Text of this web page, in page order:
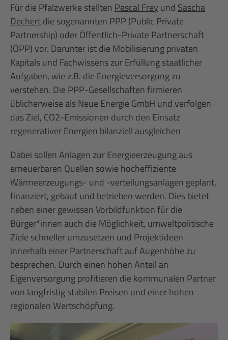
Für die Pfalzwerke stelltenPascal Freyund Sascha
Dechertdie sogenannten PPP (Public Private
Partnership) oder Öffentlich-Private Partnerschaft
(ÖPP) vor. Darunter ist die Mobilisierung privaten
Kapitals und Fachwissens zur Erfüllung staatlicher
Aufgaben, wie z.B. die Energieversorgung zu
verstehen. Die PPP-Gesellschaften firmieren
üblicherweise als Neue Energie GmbH und verfolgen
das Ziel, CO2-Emissionen durch den Einsatz
regenerativer Energien bilanziell ausgleichen
Dabei sollen Anlagen zur Energieerzeugung aus
erneuerbaren Quellen sowie hocheffiziente
Wärmeerzeugungs- und -verteilungsanlagen geplant,
finanziert, gebaut und betrieben werden. Dies bietet
neben einer gewissen Vorbildfunktion für die
Bürger*innen auch die Möglichkeit, umweltpolitische
Ziele schneller umzusetzen und Projektideen
innerhalb einer Partnerschaft auf Augenhöhe zu
besprechen. Durch einen hohen Anteil an
Eigenversorgung profitieren die kommunalen Partner
von langfristig stabilen Preisen und einer hohen
regionalen Wertschöpfung.